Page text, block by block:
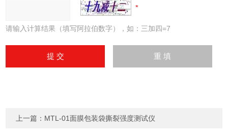
请输入计算结果（填写阿拉伯数字），如：三加四=7
上一篇： MTL-01面膜包装袋撕裂强度测试仪